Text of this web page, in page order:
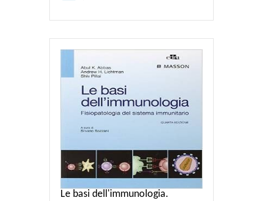
Le basi dell'immunologia.